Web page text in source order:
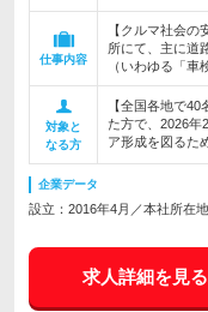
仕事内容
【クルマ社会
所にて、主に道
（いわゆる「車
対象と
なる方
【全国各地で
た方で、2026年
ア形成を図るた
企業データ
設立：2016年4月／本社所在
求人詳細を見る